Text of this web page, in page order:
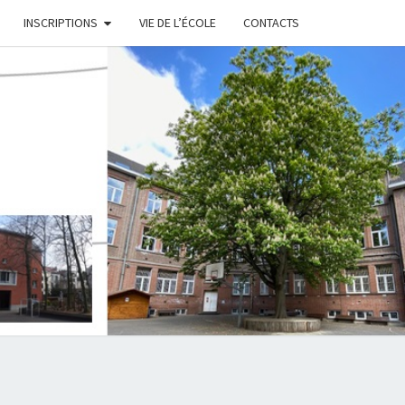
INSCRIPTIONS VIE DE L’ÉCOLE CONTACTS